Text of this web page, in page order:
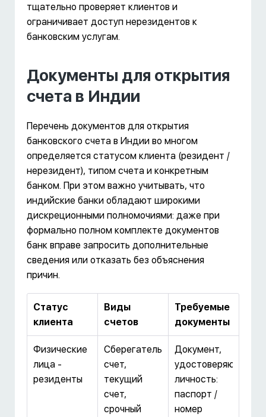
тщательно проверяет клиентов и
ограничивает доступ нерезидентов к
банковским услугам.
Документы для открытия
счета в Индии
Перечень документов для открытия
банковского счета в Индии во многом
определяется статусом клиента (резидент /
нерезидент), типом счета и конкретным
банком. При этом важно учитывать, что
индийские банки обладают широкими
дискреционными полномочиями: даже при
формально полном комплекте документов
банк вправе запросить дополнительные
сведения или отказать без объяснения
причин.
Статус
клиента
Виды
счетов
Требуемые
документы
Физические
лица -
резиденты
Сберегательный
счет,
текущий
счет,
срочный
Документ,
удостоверяющий
личность:
паспорт /
номер